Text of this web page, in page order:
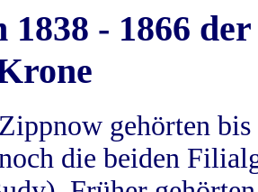
1838 - 1866
gehörten
die beiden